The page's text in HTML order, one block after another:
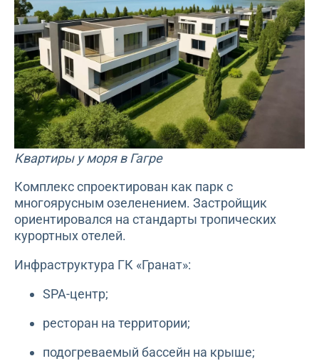
Квартиры у моря в Гагре
Комплекс спроектирован как парк с
многоярусным озеленением. Застройщик
ориентировался на стандарты тропических
курортных отелей.
Инфраструктура ГК «Гранат»:
SPA-центр;
ресторан на территории;
подогреваемый бассейн на крыше;